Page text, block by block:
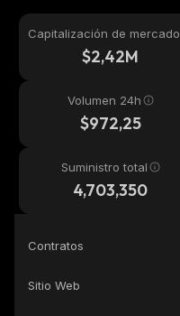
Capitalización de mercado
$2,42M
Volumen 24h
$972,25
Suministro total
4,703,350
Contratos
Sitio Web